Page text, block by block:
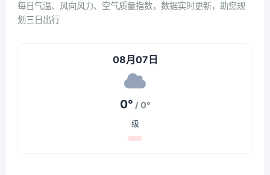
每日气温、风向风力、空气质量指数，数据实时更新，助您规
划三日出行
08月07日
0° / 0°
级